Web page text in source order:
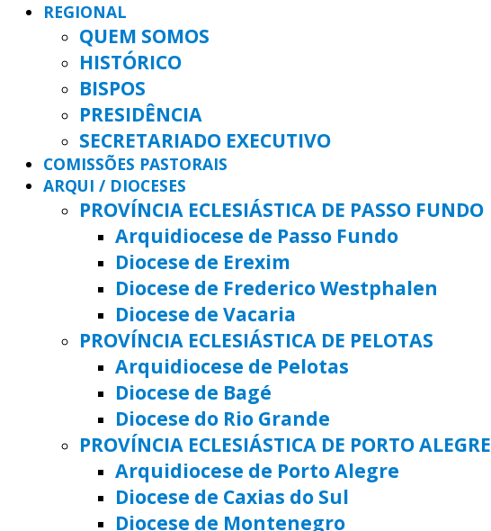
REGIONAL
QUEM SOMOS
HISTÓRICO
BISPOS
PRESIDÊNCIA
SECRETARIADO EXECUTIVO
COMISSÕES PASTORAIS
ARQUI / DIOCESES
PROVÍNCIA ECLESIÁSTICA DE PASSO FUNDO
Arquidiocese de Passo Fundo
Diocese de Erexim
Diocese de Frederico Westphalen
Diocese de Vacaria
PROVÍNCIA ECLESIÁSTICA DE PELOTAS
Arquidiocese de Pelotas
Diocese de Bagé
Diocese do Rio Grande
PROVÍNCIA ECLESIÁSTICA DE PORTO ALEGRE
Arquidiocese de Porto Alegre
Diocese de Caxias do Sul
Diocese de Montenegro